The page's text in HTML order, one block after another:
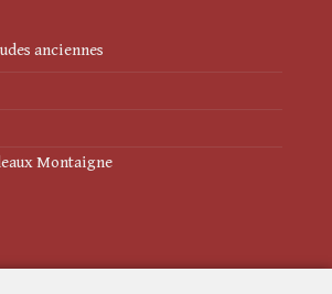
anciennes
Montaigne